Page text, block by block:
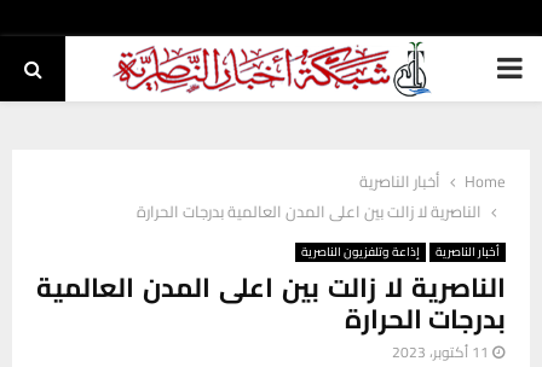
PRIMARY
Home
أخبار الناصرية
الناصرية لا زالت بين اعلى المدن العالمية بدرجات الحرارة
أخبار الناصرية إذاعة وتلفزيون الناصرية
الناصرية لا زالت بين اعلى المدن العالمية
بدرجات الحرارة
11 أكتوبر، 2023